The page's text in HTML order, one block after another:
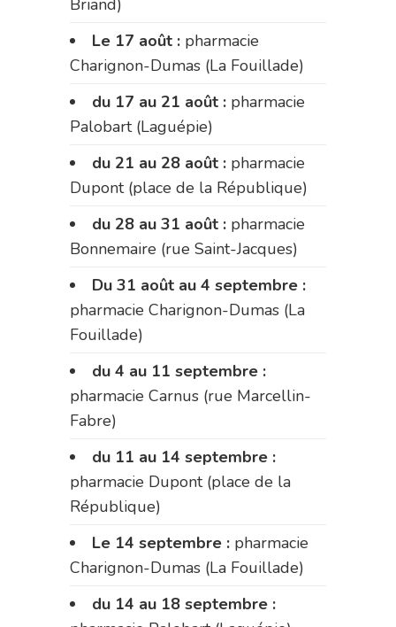
Briand)
Le 17 août : pharmacie
Charignon-Dumas (La Fouillade)
du 17 au 21 août : pharmacie
Palobart (Laguépie)
du 21 au 28 août : pharmacie
Dupont (place de la République)
du 28 au 31 août : pharmacie
Bonnemaire (rue Saint-Jacques)
Du 31 août au 4 septembre :
pharmacie Charignon-Dumas (La
Fouillade)
du 4 au 11 septembre :
pharmacie Carnus (rue Marcellin-
Fabre)
du 11 au 14 septembre :
pharmacie Dupont (place de la
République)
Le 14 septembre : pharmacie
Charignon-Dumas (La Fouillade)
du 14 au 18 septembre :